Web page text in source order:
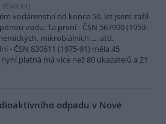
vodárenství od konce 50. let jsem zažil
vodu. Ta první - ČSN 567900 (1959-
mikrobiálních .... atd.
- ČSN 830611 (1975-91) měla 45
platná má více než 80 ukazatelů a 21
odpadu v Nové